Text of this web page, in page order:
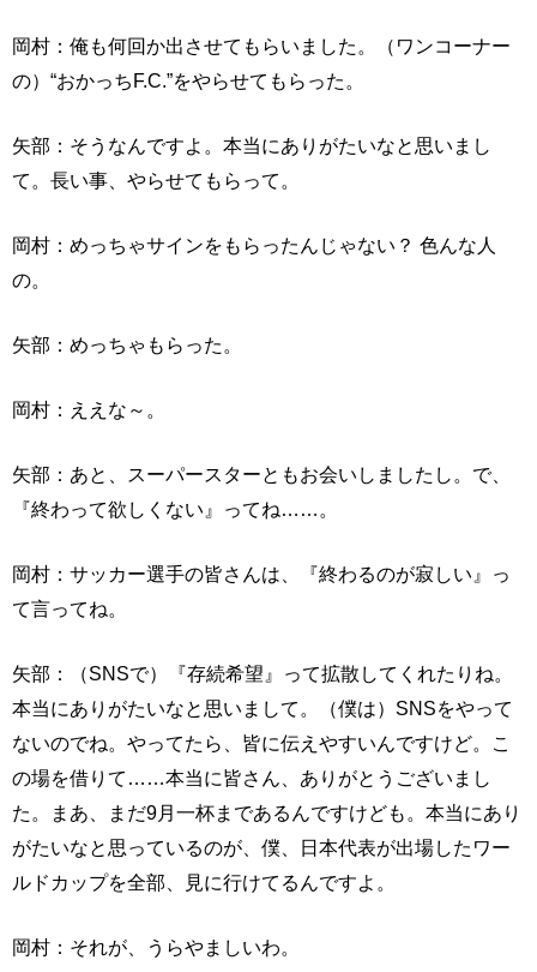
岡村：俺も何回か出させてもらいました。（ワンコーナー
の）“おかっちF.C.”をやらせてもらった。
矢部：そうなんですよ。本当にありがたいなと思いまし
て。長い事、やらせてもらって。
岡村：めっちゃサインをもらったんじゃない？ 色んな人
の。
矢部：めっちゃもらった。
岡村：ええな～。
矢部：あと、スーパースターともお会いしましたし。で、
『終わって欲しくない』ってね……。
岡村：サッカー選手の皆さんは、『終わるのが寂しい』っ
て言ってね。
矢部：（SNSで）『存続希望』って拡散してくれたりね。
本当にありがたいなと思いまして。（僕は）SNSをやって
ないのでね。やってたら、皆に伝えやすいんですけど。こ
の場を借りて……本当に皆さん、ありがとうございまし
た。まあ、まだ9月一杯まであるんですけども。本当にあり
がたいなと思っているのが、僕、日本代表が出場したワー
ルドカップを全部、見に行けてるんですよ。
岡村：それが、うらやましいわ。